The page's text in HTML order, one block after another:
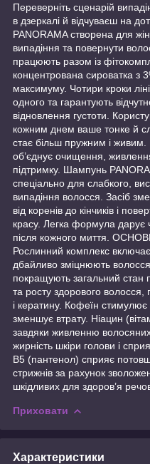
Переверніть сценарій
в дзеркалі й відчуваєш на
PANORAMA створена для
випадіння та повернути
працюють разом із
концентрована сироватка з
максимуму. Чотири кроки
одного та гарантують
відновлення густоти.
кожним днем ваше тонке й
стає більш пружним і
об’єднує очищення,
підтримку. Шампунь
спеціально для слабкого,
випадіння волосся. Засіб
від коренів до кінчиків і
красу. Легка формула дарує
після кожного миття.
Рослинний комплекс включає
дбайливо зміцнюють
покращують загальний стан
та росту здорового
і кератину. Кофеїн стимулює
зменшує втрату. Ніацин
завдяки живленню
жирність шкіри голови і
B5 (пантенол) сприяє
стрижнів за рахунок
шкідливих для здоров’я
Приховати
Характеристики